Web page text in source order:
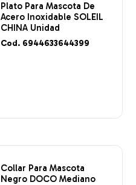
Plato Para Mascota De
Acero Inoxidable SOLEIL
CHINA Unidad
Cod. 6944633644399
Collar Para Mascota
Negro DOCO Mediano